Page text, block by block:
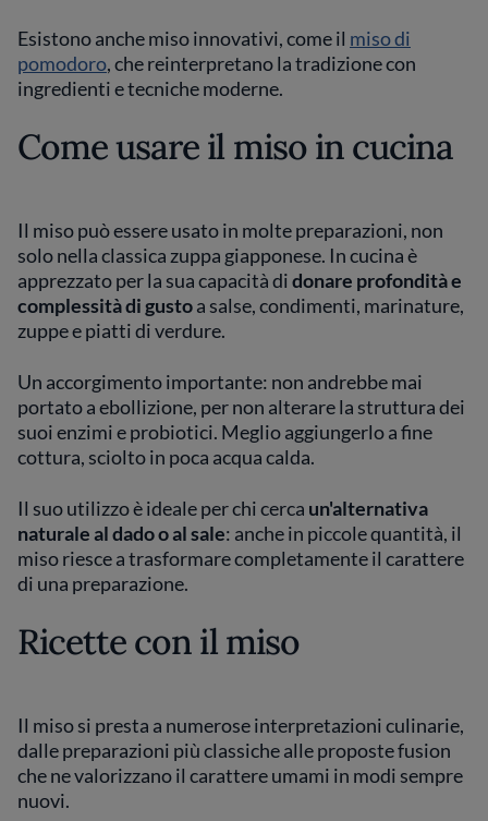
Esistono anche miso innovativi, come il miso di
pomodoro, che reinterpretano la tradizione con
ingredienti e tecniche moderne.
Come usare il miso in cucina
Il miso può essere usato in molte preparazioni, non
solo nella classica zuppa giapponese. In cucina è
apprezzato per la sua capacità didonare profondità e
complessità di gustoa salse, condimenti, marinature,
zuppe e piatti di verdure.
Un accorgimento importante: non andrebbe mai
portato a ebollizione, per non alterare la struttura dei
suoi enzimi e probiotici. Meglio aggiungerlo a fine
cottura, sciolto in poca acqua calda.
Il suo utilizzo è ideale per chi cerca un'alternativa
naturale al dado o al sale: anche in piccole quantità, il
miso riesce a trasformare completamente il carattere
di una preparazione.
Ricette con il miso
Il miso si presta a numerose interpretazioni culinarie,
dalle preparazioni più classiche alle proposte fusion
che ne valorizzano il carattere umami in modi sempre
nuovi.